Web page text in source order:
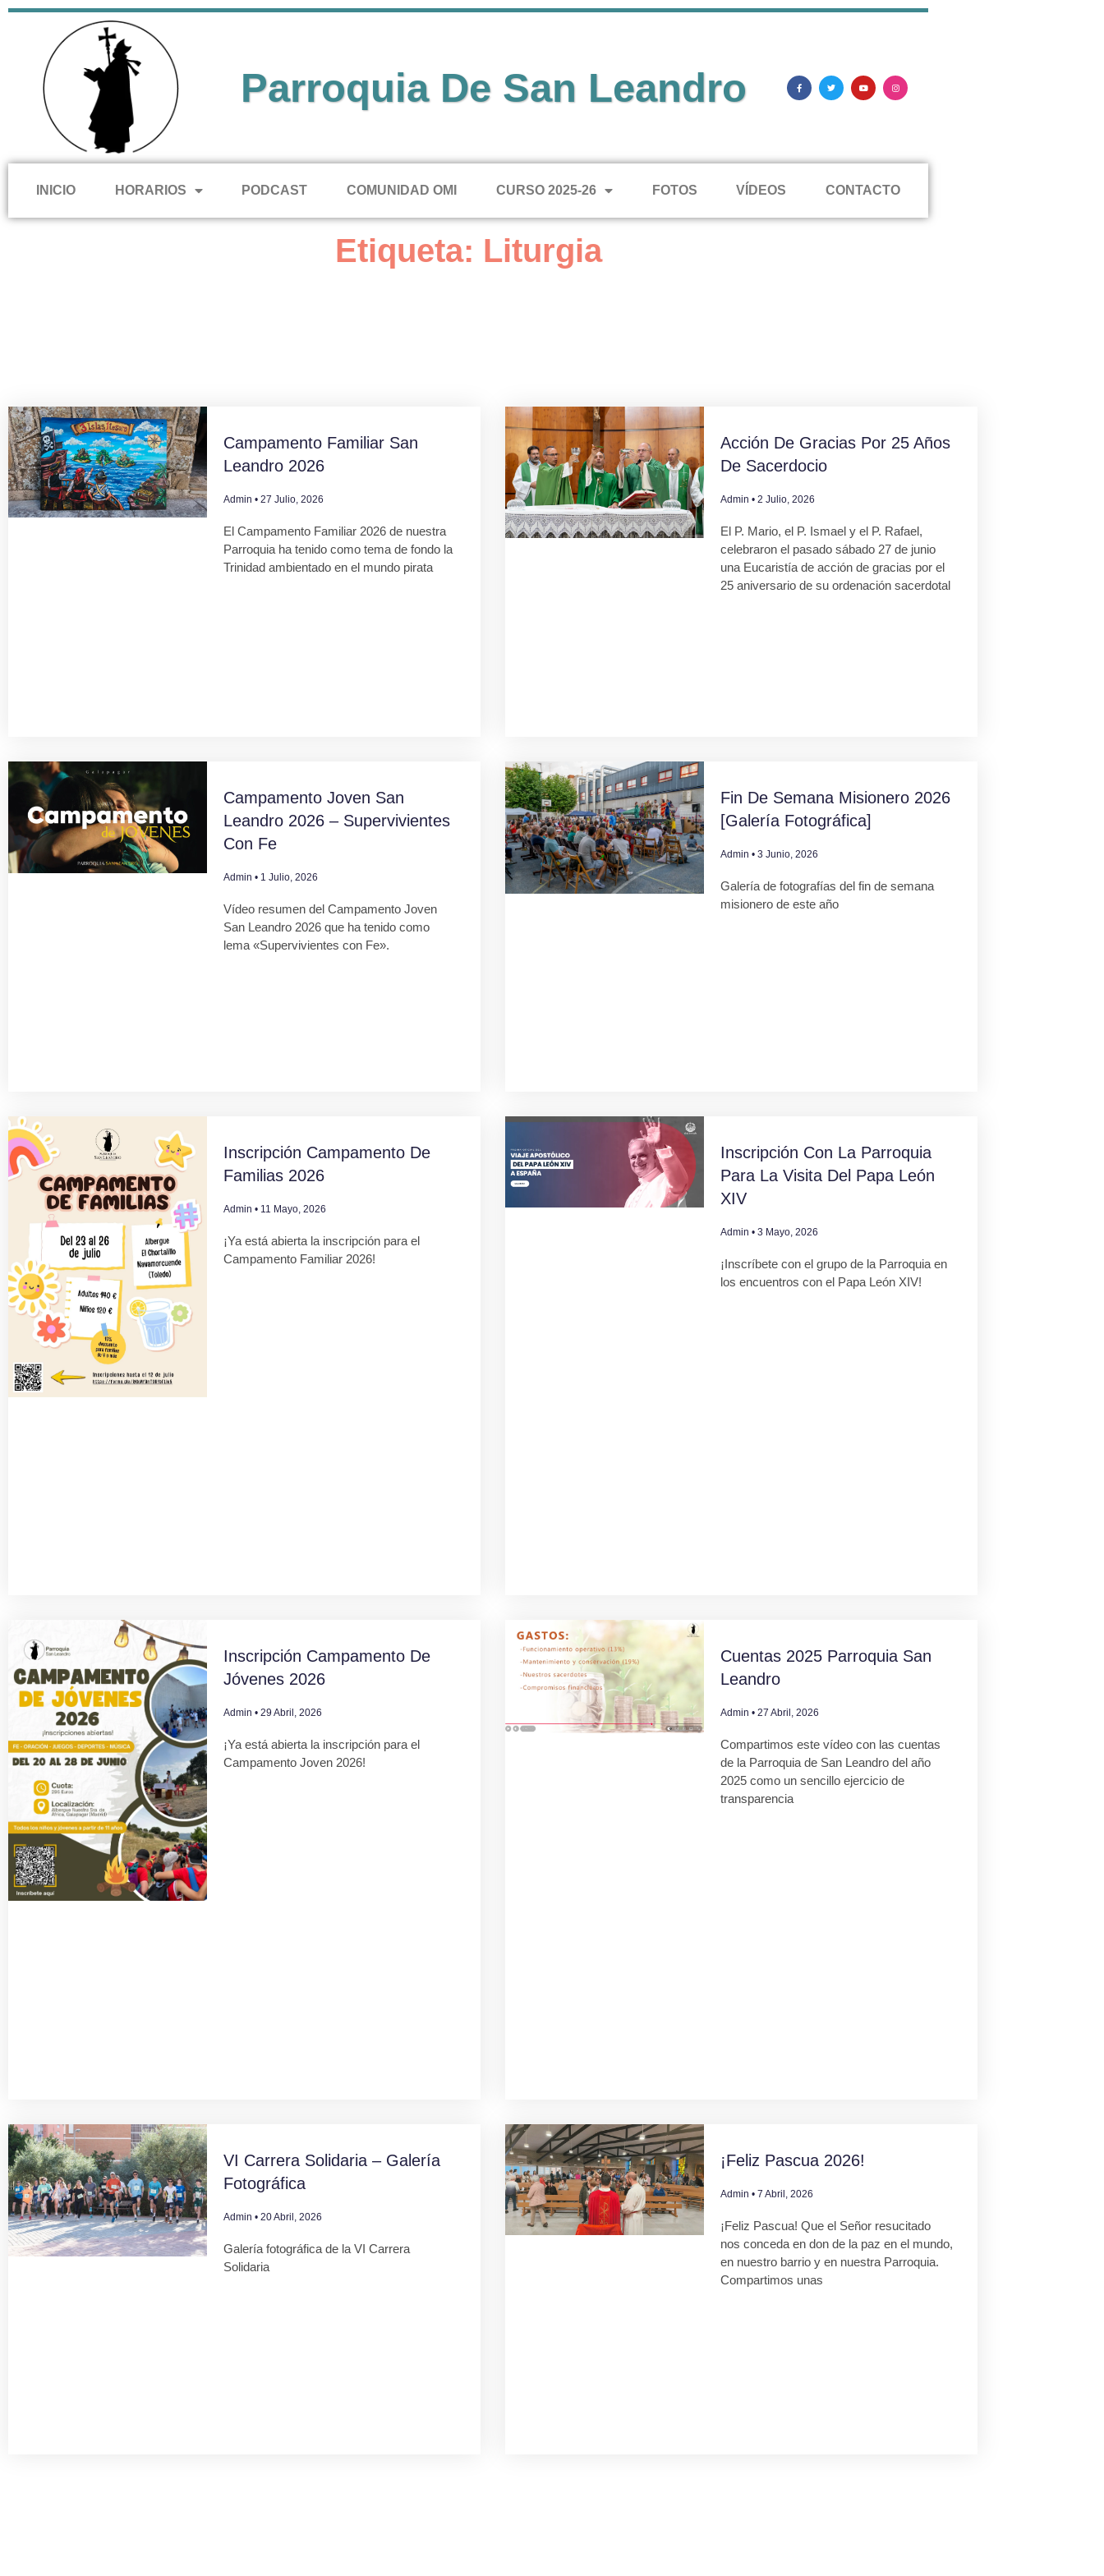
Parroquia De San Leandro
INICIO HORARIOS PODCAST COMUNIDAD OMI CURSO 2025-26 FOTOS VÍDEOS CONTACTO
Etiqueta: Liturgia
Campamento Familiar San
Leandro 2026
Admin 27 Julio, 2026
El Campamento Familiar 2026 de nuestra
Parroquia ha tenido como tema de fondo la
Trinidad ambientado en el mundo pirata
Acción De Gracias Por 25 Años
De Sacerdocio
Admin 2 Julio, 2026
El P. Mario, el P. Ismael y el P. Rafael,
celebraron el pasado sábado 27 de junio
una Eucaristía de acción de gracias por el
25 aniversario de su ordenación sacerdotal
Campamento Joven San
Leandro 2026 – Supervivientes
Con Fe
Admin 1 Julio, 2026
Vídeo resumen del Campamento Joven
San Leandro 2026 que ha tenido como
lema «Supervivientes con Fe».
Fin De Semana Misionero 2026
[Galería Fotográfica]
Admin 3 Junio, 2026
Galería de fotografías del fin de semana
misionero de este año
Inscripción Campamento De
Familias 2026
Admin 11 Mayo, 2026
¡Ya está abierta la inscripción para el
Campamento Familiar 2026!
Inscripción Con La Parroquia
Para La Visita Del Papa León
XIV
Admin 3 Mayo, 2026
¡Inscríbete con el grupo de la Parroquia en
los encuentros con el Papa León XIV!
Inscripción Campamento De
Jóvenes 2026
Admin 29 Abril, 2026
¡Ya está abierta la inscripción para el
Campamento Joven 2026!
Cuentas 2025 Parroquia San
Leandro
Admin 27 Abril, 2026
Compartimos este vídeo con las cuentas
de la Parroquia de San Leandro del año
2025 como un sencillo ejercicio de
transparencia
VI Carrera Solidaria – Galería
Fotográfica
Admin 20 Abril, 2026
Galería fotográfica de la VI Carrera
Solidaria
¡Feliz Pascua 2026!
Admin 7 Abril, 2026
¡Feliz Pascua! Que el Señor resucitado
nos conceda en don de la paz en el mundo,
en nuestro barrio y en nuestra Parroquia.
Compartimos unas